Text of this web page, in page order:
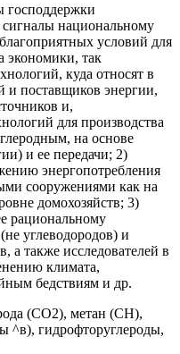
господдержки
национальному
условий для
экономики, так
куда относят в
и поставщиков энергии,
и,
для производства
на основе
и ее передачи; 2)
энергопотребления
сооружениями как на
домохозяйств; 3)
рациональному
углеводородов) и
а также исследователей в
климата,
бедствиям и др.
(СО2), метан (СН),
^в), гидрофторуглероды,